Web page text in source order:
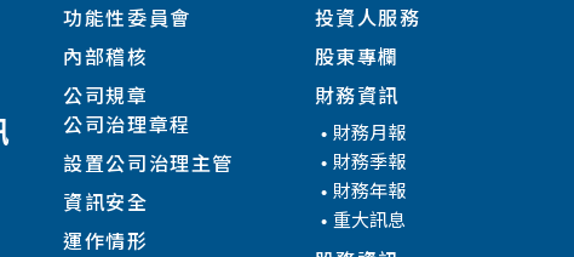
功能性委員會
內部稽核
公司規章
公司治理章程
設置公司治理主管
資訊安全
運作情形
投資人服務
股東專欄
財務資訊
財務月報
財務季報
財務年報
重大訊息